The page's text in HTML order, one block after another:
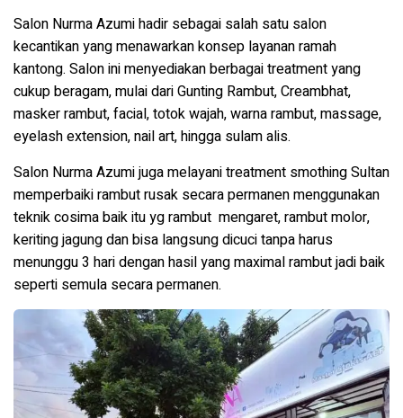
Salon Nurma Azumi hadir sebagai salah satu salon
kecantikan yang menawarkan konsep layanan ramah
kantong. Salon ini menyediakan berbagai treatment yang
cukup beragam, mulai dari Gunting Rambut, Creambhat,
masker rambut, facial, totok wajah, warna rambut, massage,
eyelash extension, nail art, hingga sulam alis.
Salon Nurma Azumi juga melayani treatment smothing Sultan
memperbaiki rambut rusak secara permanen menggunakan
teknik cosima baik itu yg rambut mengaret, rambut molor,
keriting jagung dan bisa langsung dicuci tanpa harus
menunggu 3 hari dengan hasil yang maximal rambut jadi baik
seperti semula secara permanen.